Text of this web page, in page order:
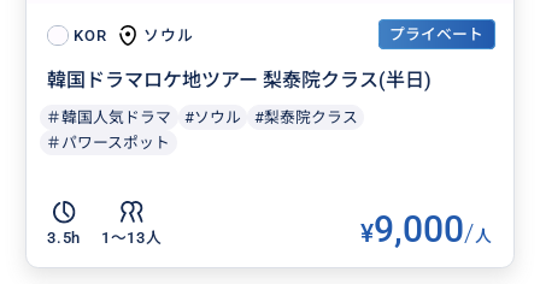
KOR ソウル プライベート
韓国ドラマロケ地ツアー 梨泰院クラス(半日)
＃韓国人気ドラマ #ソウル
#梨泰院クラス
＃パワースポット
3.5h 1〜13人 ¥9,000/人